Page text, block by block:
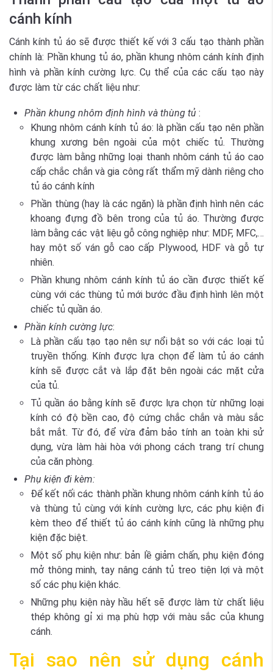
cánh kính
Cánh kính tủ áo sẽ được thiết kế với 3 cấu tạo thành phần
chính là: Phần khung tủ áo, phần khung nhôm cánh kính định
hình và phần kính cường lực. Cụ thể của các cấu tạo này
được làm từ các chất liệu như:
Phần khung nhôm định hình và thùng tủ :
Khung nhôm cánh kính tủ áo: là phần cấu tạo nên phần
khung xương bên ngoài của một chiếc tủ. Thường
được làm bằng những loại thanh nhôm cánh tủ áo cao
cấp chắc chắn và gia công rất thẩm mỹ dành riêng cho
tủ áo cánh kính
Phần thùng (hay là các ngăn) là phần định hình nên các
khoang đựng đồ bên trong của tủ áo. Thường được
làm bằng các vật liệu gỗ công nghiệp như: MDF, MFC,…
hay một số ván gỗ cao cấp Plywood, HDF và gỗ tự
nhiên.
Phần khung nhôm cánh kính tủ áo cần được thiết kế
cùng với các thùng tủ mới bước đầu định hình lên một
chiếc tủ quần áo.
Phần kính cường lực:
Là phần cấu tạo tạo nên sự nổi bật so với các loại tủ
truyền thống. Kính được lựa chọn để làm tủ áo cánh
kính sẽ được cắt và lắp đặt bên ngoài các mặt cửa
của tủ.
Tủ quần áo bằng kính sẽ được lựa chọn từ những loại
kính có độ bền cao, độ cứng chắc chắn và màu sắc
bắt mắt. Từ đó, để vừa đảm bảo tính an toàn khi sử
dụng, vừa làm hài hòa với phong cách trang trí chung
của căn phòng.
Phụ kiện đi kèm:
Để kết nối các thành phần khung nhôm cánh kính tủ áo
và thùng tủ cùng với kính cường lực, các phụ kiện đi
kèm theo để thiết tủ áo cánh kính cũng là những phụ
kiện đặc biệt.
Một số phụ kiện như: bản lề giảm chấn, phụ kiện đóng
mở thông minh, tay nâng cánh tủ treo tiện lợi và một
số các phụ kiện khác.
Những phụ kiện này hầu hết sẽ được làm từ chất liệu
thép không gỉ xi mạ phù hợp với màu sắc của khung
cánh.
Tại sao nên sử dụng cánh